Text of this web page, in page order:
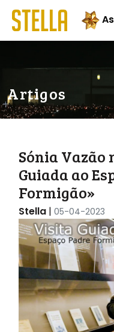
Artigos
Sónia Vazão
Guiada ao
Formigão»
Stella| 05-04-2023